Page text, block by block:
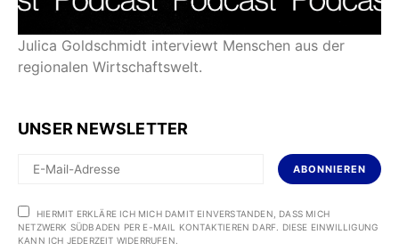
Julica Goldschmidt interviewt Menschen aus der
regionalen Wirtschaftswelt.
UNSER NEWSLETTER
ABONNIEREN
HIERMIT ERKLÄRE ICH MICH DAMIT EINVERSTANDEN, DASS MICH
NETZWERK SÜDBADEN PER E-MAIL KONTAKTIEREN DARF. DIESE EINWILLIGUNG
KANN ICH JEDERZEIT WIDERRUFEN.